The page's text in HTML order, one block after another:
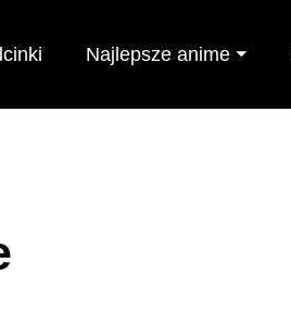
Najlepsze anime ⏷